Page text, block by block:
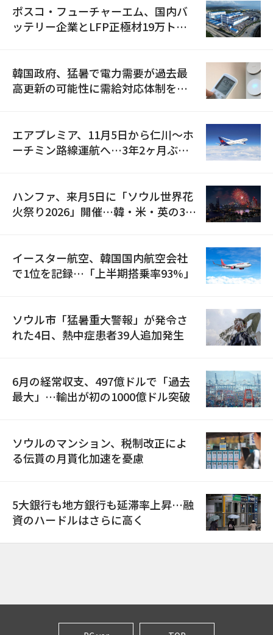
ポスコ・フューチャーエム、国内バ
ッテリー企業とLFP正極材19万トン
韓国政府、猛暑で電力需要が過去最
高更新の可能性に需給対応体制を点
エアプレミア、11月5日から仁川〜ホ
ーチミン路線運航へ…3年2ヶ月ぶり
ハンファ、来月5日に「ソウル世界花
火祭り2026」開催…韓・米・英の3カ
イースター航空、韓国国内航空会社
で1位を記録…「上半期搭乗率93%」
ソウル市「猛暑重大警報」が発令さ
れた4日、熱中症患者39人追加発生
6月の経常収支、497億ドルで「過去
最大」…輸出が初の1000億ドル突破
ソウルのマンション、税制改正によ
る伝貰の月貰化加速を憂慮
5大銀行も地方銀行も延滞率上昇…融
資のハードルはさらに高く